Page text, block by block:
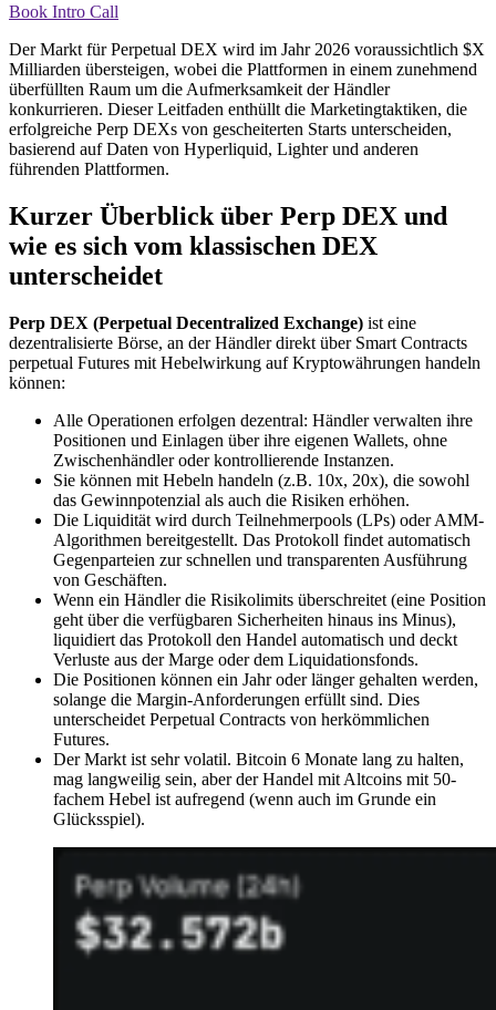
Book Intro Call
Der Markt für Perpetual DEX wird im Jahr 2026 voraussichtlich $X
Milliarden übersteigen, wobei die Plattformen in einem zunehmend
überfüllten Raum um die Aufmerksamkeit der Händler
konkurrieren. Dieser Leitfaden enthüllt die Marketingtaktiken, die
erfolgreiche Perp DEXs von gescheiterten Starts unterscheiden,
basierend auf Daten von Hyperliquid, Lighter und anderen
führenden Plattformen.
Kurzer Überblick über Perp DEX und
wie es sich vom klassischen DEX
unterscheidet
Perp DEX (Perpetual Decentralized Exchange) ist eine
dezentralisierte Börse, an der Händler direkt über Smart Contracts
perpetual Futures mit Hebelwirkung auf Kryptowährungen handeln
können:
Alle Operationen erfolgen dezentral: Händler verwalten ihre
Positionen und Einlagen über ihre eigenen Wallets, ohne
Zwischenhändler oder kontrollierende Instanzen.
Sie können mit Hebeln handeln (z.B. 10x, 20x), die sowohl
das Gewinnpotenzial als auch die Risiken erhöhen.
Die Liquidität wird durch Teilnehmerpools (LPs) oder AMM-
Algorithmen bereitgestellt. Das Protokoll findet automatisch
Gegenparteien zur schnellen und transparenten Ausführung
von Geschäften.
Wenn ein Händler die Risikolimits überschreitet (eine Position
geht über die verfügbaren Sicherheiten hinaus ins Minus),
liquidiert das Protokoll den Handel automatisch und deckt
Verluste aus der Marge oder dem Liquidationsfonds.
Die Positionen können ein Jahr oder länger gehalten werden,
solange die Margin-Anforderungen erfüllt sind. Dies
unterscheidet Perpetual Contracts von herkömmlichen
Futures.
Der Markt ist sehr volatil. Bitcoin 6 Monate lang zu halten,
mag langweilig sein, aber der Handel mit Altcoins mit 50-
fachem Hebel ist aufregend (wenn auch im Grunde ein
Glücksspiel).